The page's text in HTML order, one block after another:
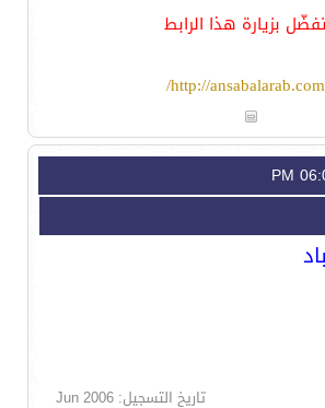
بزيارة هذا الرابط
http://ansabalarab.com/
تاريخ التسجيل: Jun 2006